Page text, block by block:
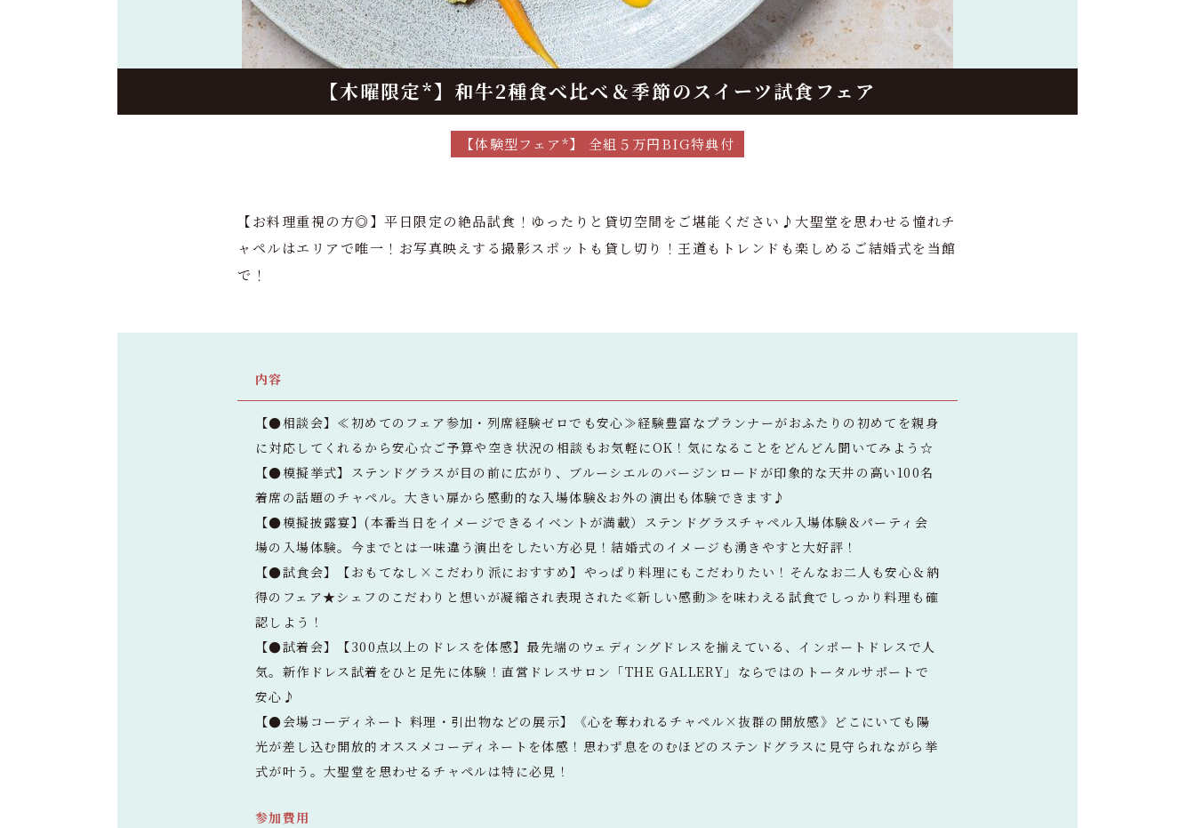
【木曜限定*】和牛2種食べ比べ＆季節のスイーツ試食フェア
【体験型フェア*】 全組５万円BIG特典付
【お料理重視の方◎】平日限定の絶品試食！ゆったりと貸切空間をご堪能ください♪大聖堂を思わせる憧れチ
ャペルはエリアで唯一！お写真映えする撮影スポットも貸し切り！王道もトレンドも楽しめるご結婚式を当館
で！
内容
【●相談会】≪初めてのフェア参加・列席経験ゼロでも安心≫経験豊富なプランナーがおふたりの初めてを親身
に対応してくれるから安心☆ご予算や空き状況の相談もお気軽にOK！気になることをどんどん聞いてみよう☆
【●模擬挙式】ステンドグラスが目の前に広がり、ブルーシエルのバージンロードが印象的な天井の高い100名
着席の話題のチャペル。大きい扉から感動的な入場体験&お外の演出も体験できます♪
【●模擬披露宴】(本番当日をイメージできるイベントが満載）ステンドグラスチャペル入場体験&パーティ会
場の入場体験。今までとは一味違う演出をしたい方必見！結婚式のイメージも湧きやすと大好評！
【●試食会】【おもてなし×こだわり派におすすめ】やっぱり料理にもこだわりたい！そんなお二人も安心＆納
得のフェア★シェフのこだわりと想いが凝縮され表現された≪新しい感動≫を味わえる試食でしっかり料理も確
認しよう！
【●試着会】【300点以上のドレスを体感】最先端のウェディングドレスを揃えている、インポートドレスで人
気。新作ドレス試着をひと足先に体験！直営ドレスサロン「THE GALLERY」ならではのトータルサポートで
安心♪
【●会場コーディネート 料理・引出物などの展示】《心を奪われるチャペル×抜群の開放感》どこにいても陽
光が差し込む開放的オススメコーディネートを体感！思わず息をのむほどのステンドグラスに見守られながら挙
式が叶う。大聖堂を思わせるチャペルは特に必見！
参加費用